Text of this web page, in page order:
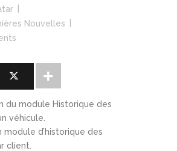
Nouvelles
du module Historique des
véhicule.
module d’historique des
client.